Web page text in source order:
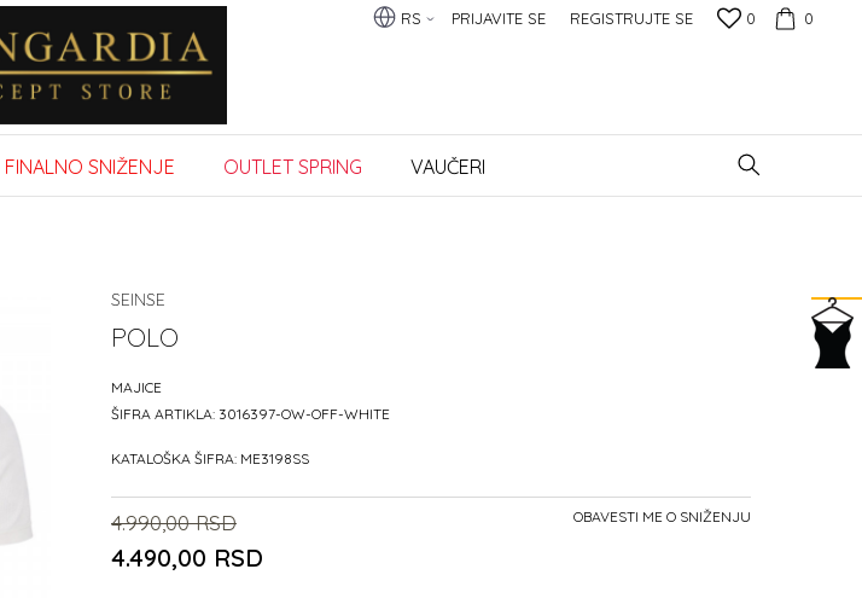
0
0
PRIJAVITE SE REGISTRUJTE SE
RS
FINALNO SNIŽENJE OUTLET SPRING VAUČERI
SEINSE
POLO
MAJICE
ŠIFRA ARTIKLA: 3016397-OW-OFF-WHITE
KATALOŠKA ŠIFRA: ME3198SS
4.990,00 RSD
4.490,00 RSD
OBAVESTI ME O SNIŽENJU